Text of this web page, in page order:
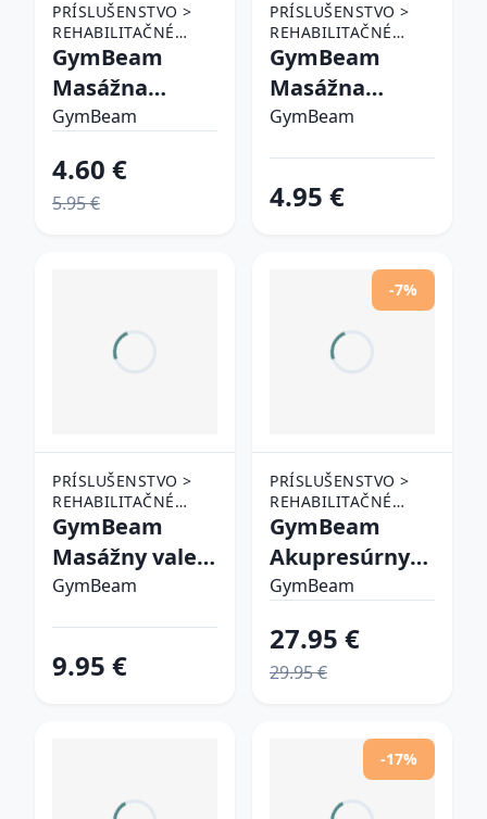
PRÍSLUŠENSTVO >
REHABILITAČNÉ
POMÔCKY >
MASÁŽNE POMÔCKY
GymBeam
Masážna
loptička
GymBeam
4.60 €
5.95 €
PRÍSLUŠENSTVO >
REHABILITAČNÉ
POMÔCKY >
MASÁŽNE POMÔCKY
GymBeam
Masážna
loptička Rehab
GymBeam
4.95 €
PRÍSLUŠENSTVO >
REHABILITAČNÉ
POMÔCKY >
MASÁŽNE POMÔCKY
GymBeam
Masážny valec
Mini Foot
GymBeam
9.95 €
-7%
PRÍSLUŠENSTVO >
REHABILITAČNÉ
POMÔCKY >
MASÁŽNE POMÔCKY
GymBeam
Akupresúrny
set Black
GymBeam
27.95 €
29.95 €
-17%